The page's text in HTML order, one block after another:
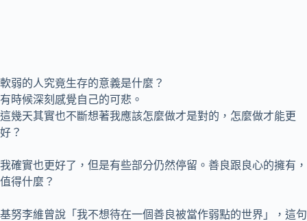
軟弱的人究竟生存的意義是什麼？
有時候深刻感覺自己的可悲。
這幾天其實也不斷想著我應該怎麼做才是對的，怎麼做才能更
好？
我確實也更好了，但是有些部分仍然停留。善良跟良心的擁有，
值得什麼？
基努李維曾說「我不想待在一個善良被當作弱點的世界」，這句